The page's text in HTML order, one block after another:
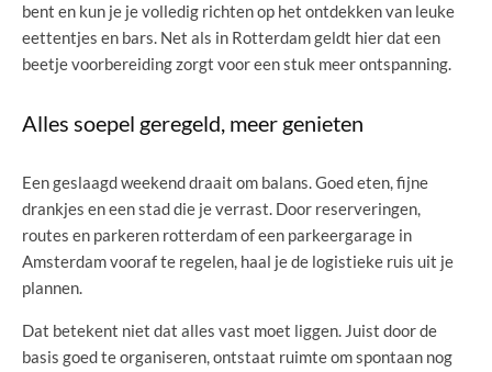
bent en kun je je volledig richten op het ontdekken van leuke
eettentjes en bars. Net als in Rotterdam geldt hier dat een
beetje voorbereiding zorgt voor een stuk meer ontspanning.
Alles soepel geregeld, meer genieten
Een geslaagd weekend draait om balans. Goed eten, fijne
drankjes en een stad die je verrast. Door reserveringen,
routes en parkeren rotterdam of een parkeergarage in
Amsterdam vooraf te regelen, haal je de logistieke ruis uit je
plannen.
Dat betekent niet dat alles vast moet liggen. Juist door de
basis goed te organiseren, ontstaat ruimte om spontaan nog